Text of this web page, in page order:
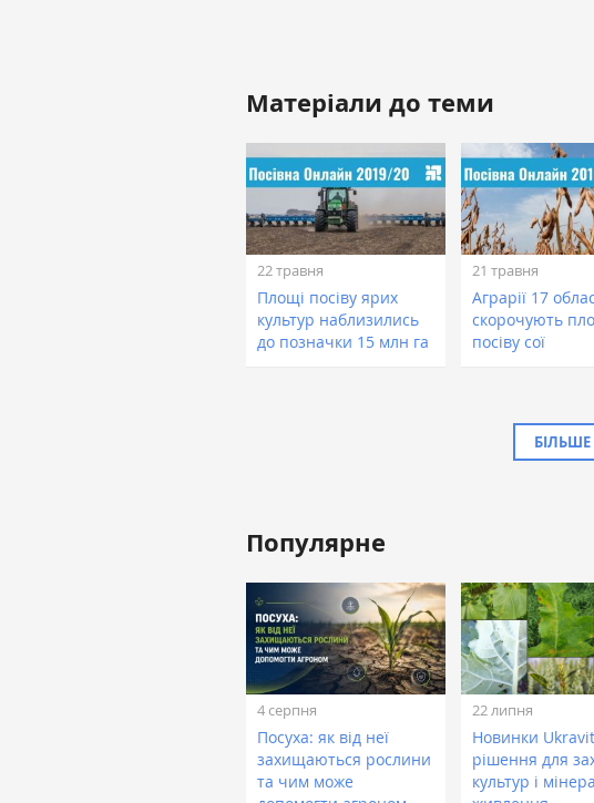
Матеріали до теми
22 травня
Площі посіву ярих
культур наблизились
до позначки 15 млн га
21 травня
Аграрії 17
скорочують
посіву сої
БІЛЬШЕ
Популярне
4 серпня
Посуха: як від неї
захищаються рослини
та чим може
22 липня
Новинки
рішення для
культур і